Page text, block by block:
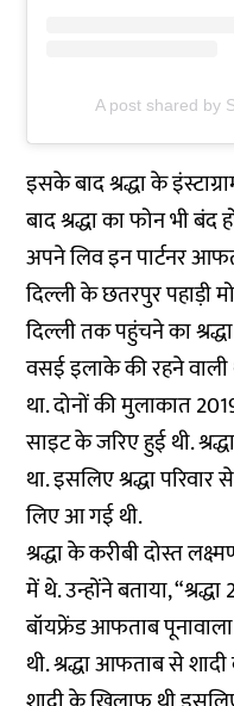
A post shared by
इसके बाद श्रद्धा के
बाद श्रद्धा का फोन भी बंद
अपने लिव इन पार्टनर
दिल्ली के छतरपुर पहाड़ी
दिल्ली तक पहुंचने का
वसई इलाके की रहने वाली
था. दोनों की मुलाकात
साइट के जरिए हुई थी.
था. इसलिए श्रद्धा
लिए आ गई थी.
श्रद्धा के करीबी दोस्त
में थे. उन्होंने बताया,
बॉयफ्रेंड आफताब
थी. श्रद्धा आफताब से